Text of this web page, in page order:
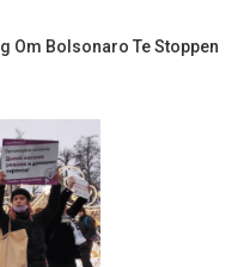
Om Bolsonaro Te Stoppen